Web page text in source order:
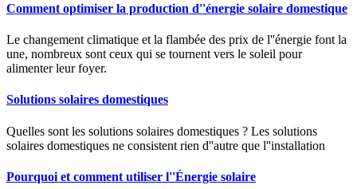
Comment optimiser la production d''énergie solaire domestique
Le changement climatique et la flambée des prix de l''énergie font la
une, nombreux sont ceux qui se tournent vers le soleil pour
alimenter leur foyer.
Solutions solaires domestiques
Quelles sont les solutions solaires domestiques ? Les solutions
solaires domestiques ne consistent rien d''autre que l''installation
Pourquoi et comment utiliser l''Énergie solaire